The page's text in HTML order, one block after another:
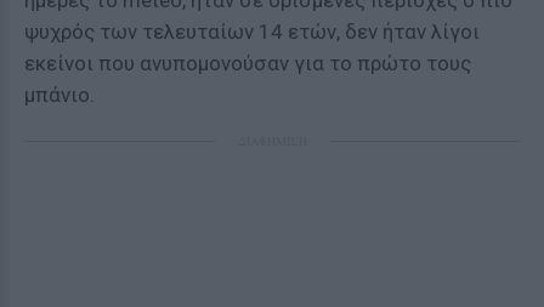
ψυχρός των τελευταίων 14 ετών, δεν ήταν λίγοι
εκείνοι που ανυπομονούσαν για το πρώτο τους
μπάνιο.